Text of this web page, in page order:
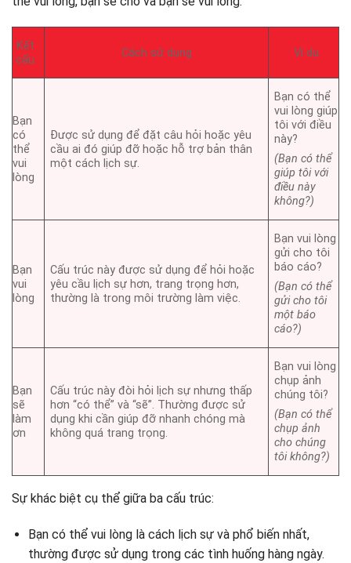
Kết
cấu
Cách sử dụng Ví dụ
Bạn
có
thể
vui
lòng
Được sử dụng để đặt câu hỏi hoặc yêu
cầu ai đó giúp đỡ hoặc hỗ trợ bản thân
một cách lịch sự.
Bạn có thể
vui lòng giúp
tôi với điều
này?
(Bạn có thể
giúp tôi với
điều này
không?)
Bạn
vui
lòng
Cấu trúc này được sử dụng để hỏi hoặc
yêu cầu lịch sự hơn, trang trọng hơn,
thường là trong môi trường làm việc.
Bạn vui lòng
gửi cho tôi
báo cáo?
(Bạn có thể
gửi cho tôi
một báo
cáo?)
Bạn
sẽ
làm
ơn
Cấu trúc này đòi hỏi lịch sự nhưng thấp
hơn “có thể” và “sẽ”. Thường được sử
dụng khi cần giúp đỡ nhanh chóng mà
không quá trang trọng.
Bạn vui lòng
chụp ảnh
chúng tôi?
(Bạn có thể
chụp ảnh
cho chúng
tôi không?)
Sự khác biệt cụ thể giữa ba cấu trúc:
Bạn có thể vui lòng là cách lịch sự và phổ biến nhất,
thường được sử dụng trong các tình huống hàng ngày.